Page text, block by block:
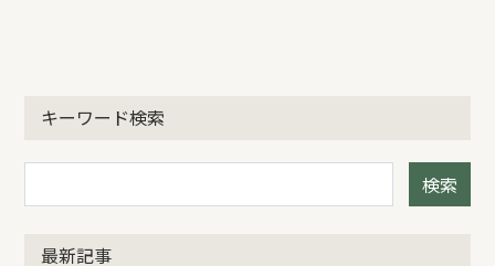
キーワード検索
検索
最新記事